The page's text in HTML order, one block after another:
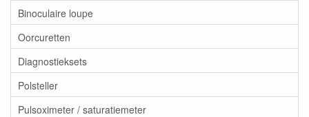
Binoculaire loupe
Oorcuretten
Diagnostieksets
Polsteller
Pulsoximeter / saturatiemeter